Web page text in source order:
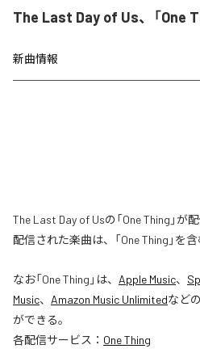
The Last Day of Us、「One
新曲情報
The Last Day of Usの「One Thing」
配信された楽曲は、「One Thing」を
なお「One Thing 」は、 Apple Music、
Music、 Amazon Music Unlimitedなど
ができる。
各配信サービス： One Thing